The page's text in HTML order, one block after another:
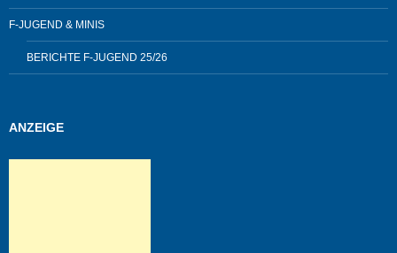
F-JUGEND & MINIS
BERICHTE F-JUGEND 25/26
ANZEIGE